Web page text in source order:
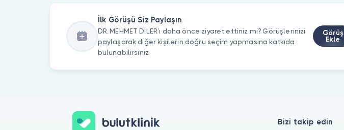
İlk Görüşü Siz Paylaşın
DR. MEHMET DİLER’ı daha önce ziyaret ettiniz mi? Görüşlerinizi
paylaşarak diğer kişilerin doğru seçim yapmasına katkıda
bulunabilirsiniz.
Görüş
Ekle
Bizi takip edin